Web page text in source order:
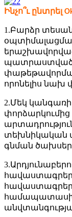
Ինչո՞ւ ընտրել
1.Բարձր
պատրաստված
որոնելիս նախ
2.Մեկ կանգառի
տեխնիկական
գնման
3.
հավաստագրեր.